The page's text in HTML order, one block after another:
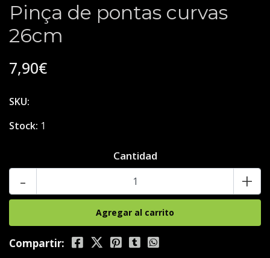
Pinça de pontas curvas
26cm
7,90€
SKU:
Stock: 1
Cantidad
- +
Compartir: